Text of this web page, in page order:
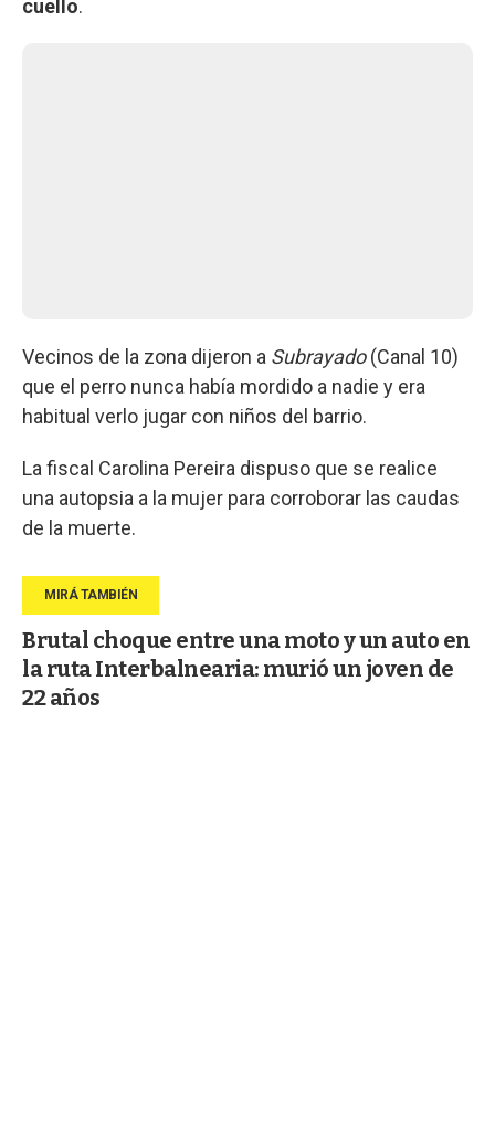
cuello.
Vecinos de la zona dijeron a Subrayado(Canal 10)
que el perro nunca había mordido a nadie y era
habitual verlo jugar con niños del barrio.
La fiscal Carolina Pereira dispuso que se realice
una autopsia a la mujer para corroborar las caudas
de la muerte.
Brutal choque entre una moto y un auto en
la ruta Interbalnearia: murió un joven de
22 años